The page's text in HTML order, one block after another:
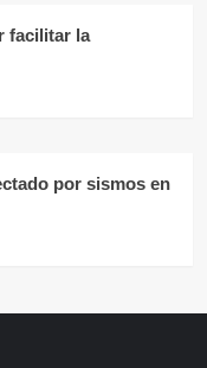
facilitar la
por sismos en